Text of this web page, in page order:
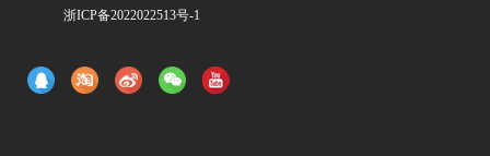
浙ICP备2022022513号-1